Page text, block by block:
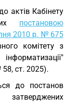
актів Кабінету
постановою
2010 р. № 675
комітету з
58, ст. 2025).
до постанов